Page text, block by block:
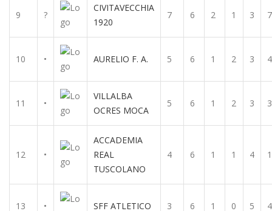
9 ?
CIVITAVECCHIA
1920
7 6 2 1 3
10 • AURELIO F. A. 5 6 1 2 3
11 •
VILLALBA
OCRES MOCA
5 6 1 2 3
12 •
ACCADEMIA
REAL
TUSCOLANO
4 6 1 1 4
13 • SFF ATLETICO 3 6 1 0 5